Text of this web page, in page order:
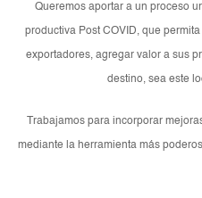
Queremos aportar a un proceso
productiva Post COVID, que
exportadores, agregar valor a sus
destino, sea este
Trabajamos para incorporar
mediante la herramienta más